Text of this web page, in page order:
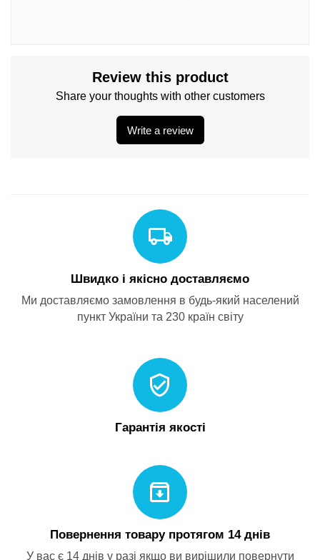
Review this product
Share your thoughts with other customers
Write a review
Швидко і якісно доставляємо
Ми доставляємо замовлення в будь-який населений
пункт України та 230 країн світу
Гарантія якості
Повернення товару протягом 14 днів
У вас є 14 днів у разі якщо ви вирішили повернути